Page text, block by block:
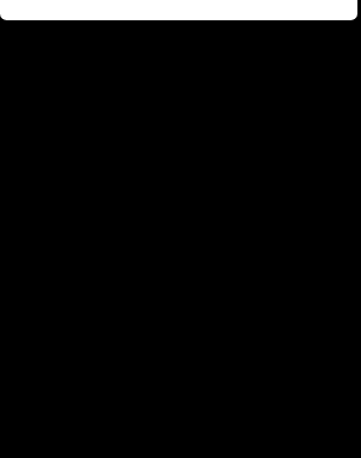
Pottera přišla s ráznou